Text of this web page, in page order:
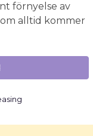
förnyelse av
alltid kommer